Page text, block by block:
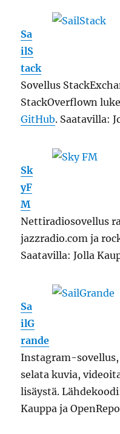
Sa
ilS
tack
Sovellus
StackOverflown
GitHub. Saatavilla:
Sk
yF
M
Nettiradiosovellus
jazzradio.com ja
Saatavilla: Jolla
Sa
ilG
rande
Instagram-sovellus,
selata kuvia,
lisäystä.
Kauppa ja